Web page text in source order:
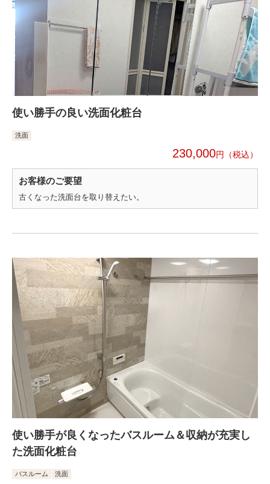
使い勝手の良い洗面化粧台
洗面
230,000円
お客様のご要望
古くなった洗面台を取り替えたい。
使い勝手が良くなったバスルーム＆収納が充実し
た洗面化粧台
バスルーム 洗面